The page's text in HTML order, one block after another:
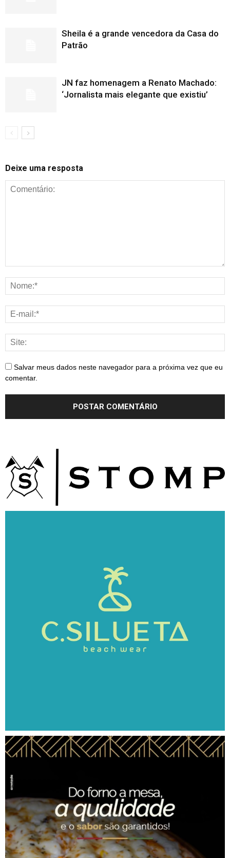
Sheila é a grande vencedora da Casa do
Patrão
JN faz homenagem a Renato Machado:
‘Jornalista mais elegante que existiu’
Deixe uma resposta
Salvar meus dados neste navegador para a próxima vez que eu
comentar.